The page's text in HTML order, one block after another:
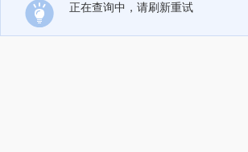
正在查询中，请刷新重试